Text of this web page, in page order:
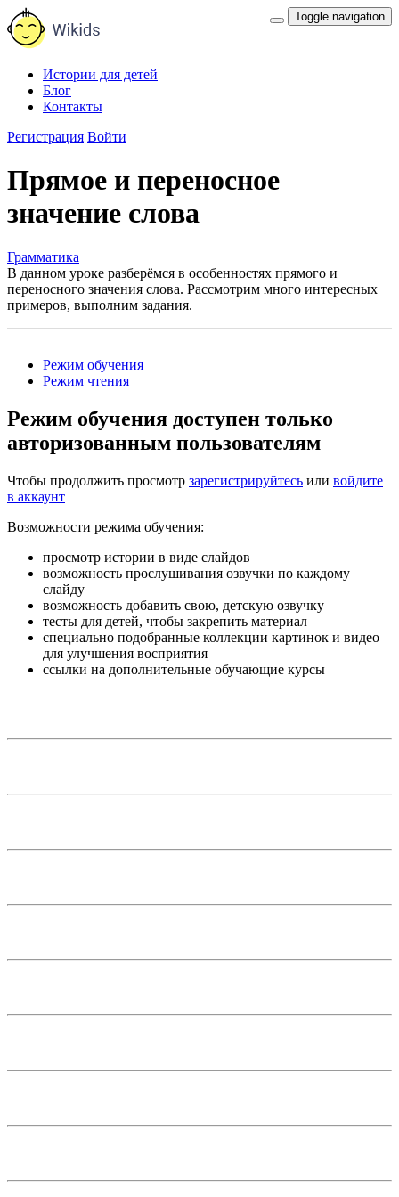
Toggle navigation
Истории для детей
Блог
Контакты
Регистрация Войти
Прямое и переносное
значение слова
Грамматика
В данном уроке разберёмся в особенностях прямого и
переносного значения слова. Рассмотрим много интересных
примеров, выполним задания.
Режим обучения
Режим чтения
Режим обучения доступен только
авторизованным пользователям
Чтобы продолжить просмотр зарегистрируйтесь или войдите
в аккаунт
Возможности режима обучения:
просмотр истории в виде слайдов
возможность прослушивания озвучки по каждому
слайду
возможность добавить свою, детскую озвучку
тесты для детей, чтобы закрепить материал
специально подобранные коллекции картинок и видео
для улучшения восприятия
ссылки на дополнительные обучающие курсы